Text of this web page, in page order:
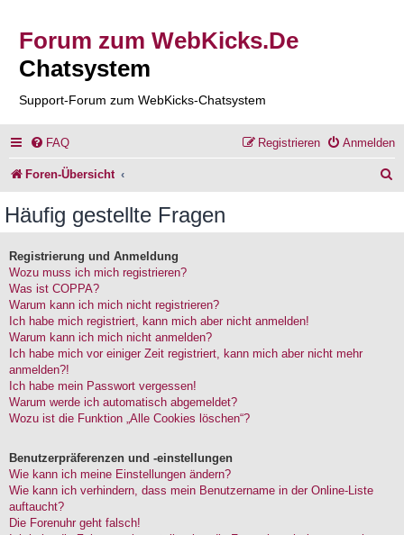
Forum zum WebKicks.De
Chatsystem
Support-Forum zum WebKicks-Chatsystem
FAQ Anmelden
Registrieren
Foren-Übersicht
Häufig gestellte Fragen
Registrierung und Anmeldung
Wozu muss ich mich registrieren?
Was ist COPPA?
Warum kann ich mich nicht registrieren?
Ich habe mich registriert, kann mich aber nicht anmelden!
Warum kann ich mich nicht anmelden?
Ich habe mich vor einiger Zeit registriert, kann mich aber nicht mehr
anmelden?!
Ich habe mein Passwort vergessen!
Warum werde ich automatisch abgemeldet?
Wozu ist die Funktion „Alle Cookies löschen“?
Benutzerpräferenzen und -einstellungen
Wie kann ich meine Einstellungen ändern?
Wie kann ich verhindern, dass mein Benutzername in der Online-Liste
auftaucht?
Die Forenuhr geht falsch!